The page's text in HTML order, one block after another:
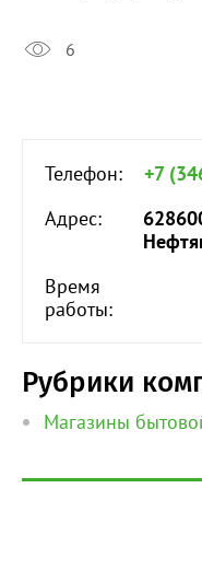
6
Телефон:
+7
Адрес:
Время
работы:
Рубрики
Магазины